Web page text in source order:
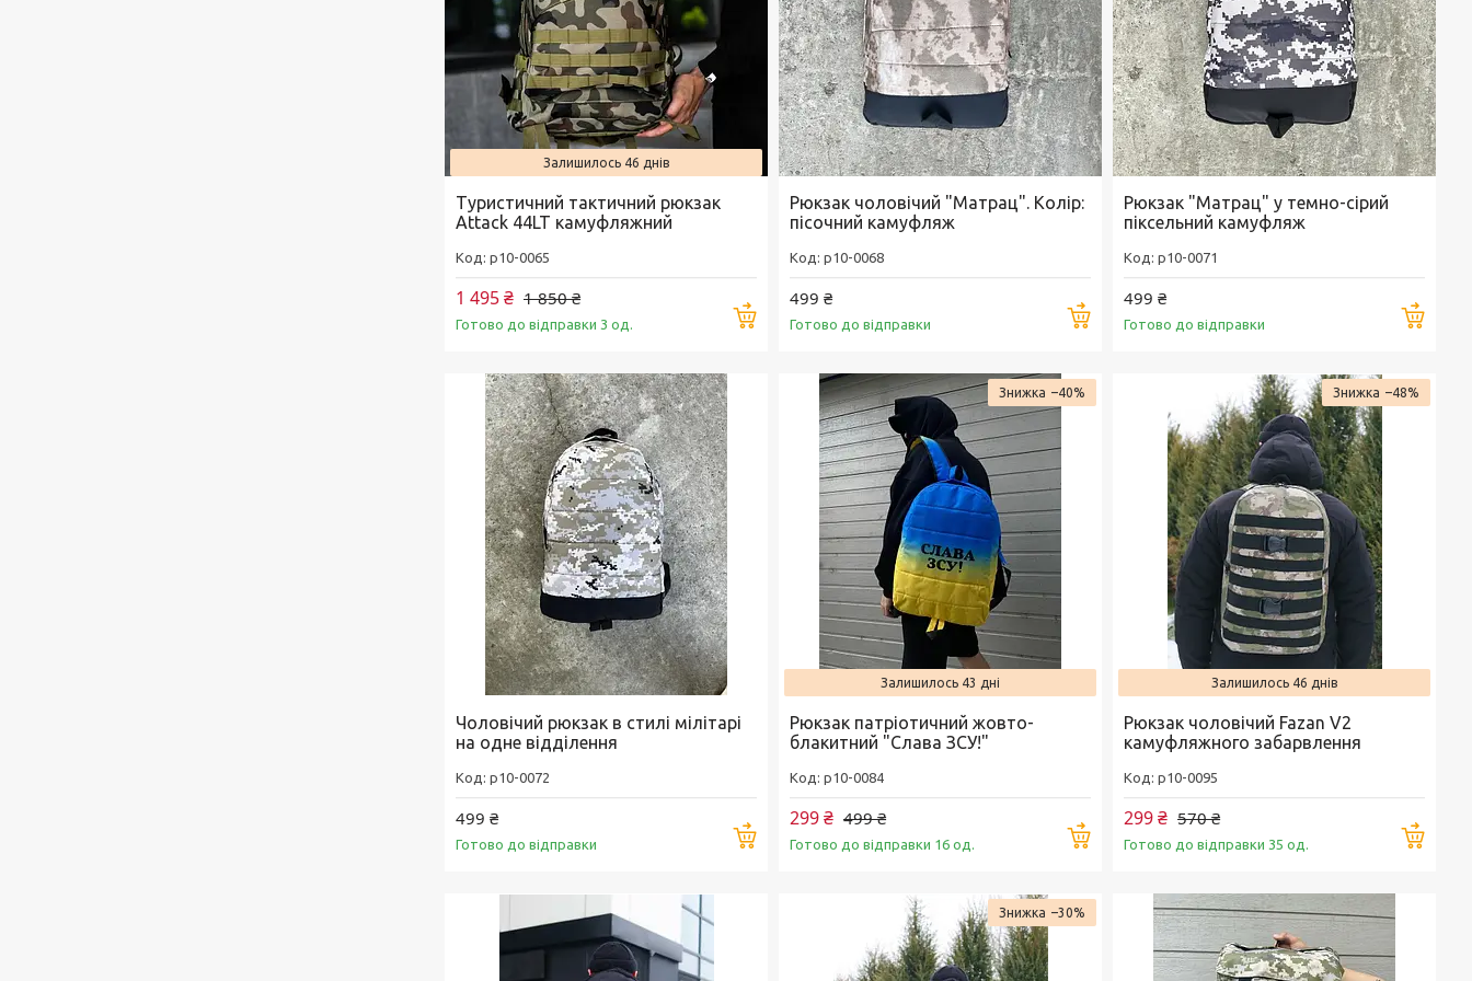
Залишилось 46 днів
Туристичний тактичний рюкзак
Attack 44LT камуфляжний
p10-0065
1 850 ₴
1 495 ₴
Готово до відправки 3 од. Купити
Рюкзак чоловічий "Матрац". Колір:
пісочний камуфляж
p10-0068
499 ₴
Готово до відправки Купити
Рюкзак "Матрац" у темно-сірий
піксельний камуфляж
p10-0071
499 ₴
Готово до відправки
Чоловічий рюкзак в стилі мілітарі
на одне відділення
p10-0072
499 ₴
Готово до відправки Купити
–40%
Залишилось 43 дні
Рюкзак патріотичний жовто-
блакитний "Слава ЗСУ!"
p10-0084
499 ₴
299 ₴
Готово до відправки 16 од. Купити
–48%
Залишилось 46 днів
Рюкзак чоловічий Fazan V2
камуфляжного забарвлення
p10-0095
570 ₴
299 ₴
Готово до відправки 35 од.
–30%